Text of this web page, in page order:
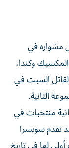
في
والمكسيك وكندا،
1-1 في الوقت القاتل السبت في
الثانية.
منتخبات في
تقدم سويسرا